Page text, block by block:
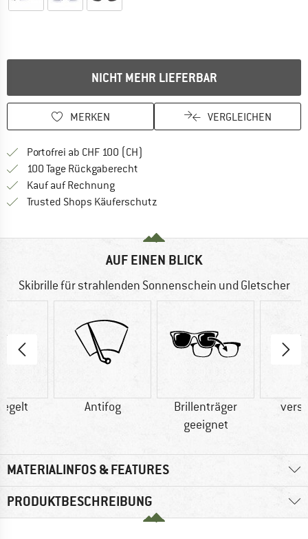
NICHT MEHR LIEFERBAR
MERKEN VERGLEICHEN
Portofrei ab CHF 100 (CH)
100 Tage Rückgaberecht
Kauf auf RechnungFinde die Zahlungs-Infos hier! Öffnet
Trusted Shops Käuferschutz
AUF EINEN BLICK
Skibrille für strahlenden Sonnenschein und Gletscher
Antifog
Brillenträger
geeignet
MATERIALINFOS & FEATURES
PRODUKTBESCHREIBUNG